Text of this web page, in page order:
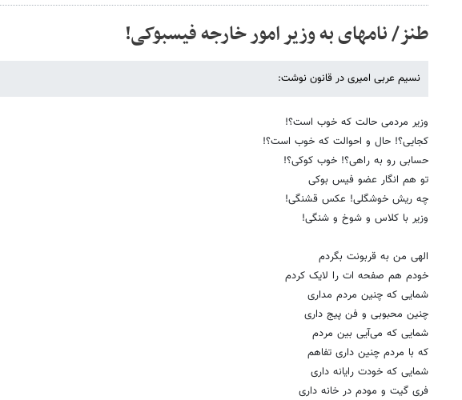
طنز/ نامه​ای به وزیر امور خارجه فیس​بوکی!
نسیم عربی امیری در قانون نوشت:
وزیر مردمی‌ حالت که خوب است؟!
کجایی؟! حال و احوالت که خوب است؟!
حسابی رو به راهی؟! خوب کوکی؟!
تو هم انگار عضو فیس بوکی
چه ریش خوشگلی! عکس قشنگی!
وزیر با کلاس و شوخ و شنگی!
الهی من به قربونت بگردم
خودم هم صفحه ات را لایک کردم
شمایی که چنین مردم مداری
چنین محبوبی و فن پیج داری
شمایی که می‌آیی بین مردم
که با مردم چنین داری تفاهم
شمایی که خودت رایانه داری
فری گیت و مودم در خانه داری